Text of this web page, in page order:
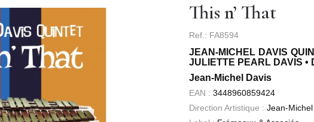
This n’ That
Ref.: FA8594
JEAN-MICHEL DAVIS
JULIETTE PEARL DAVIS •
Jean-Michel Davis
EAN : 3448960859424
Direction Artistique : Jean-